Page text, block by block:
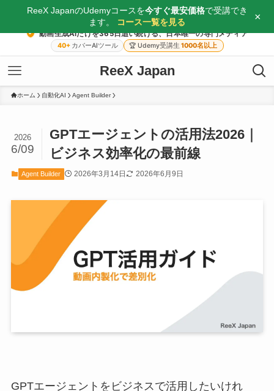
動画生成AIだけを365日追い続ける、日本唯一の専門メディア
40+ カバーAIツール 🏆 Udemy受講生 1000名以上
ReeX Japan
ホーム 自動化AI Agent Builder
GPTエージェントの活用法2026｜
ビジネス効率化の最前線
2026
6/09
Agent Builder 2026年3月14日 2026年6月9日
GPTエージェントをビジネスで活用したいけれ
ReeX JapanのUdemyコースを今すぐ最安価格で受講でき
ます。
コース一覧を見る ×